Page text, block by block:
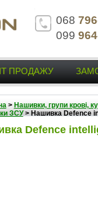
068
099
ПРОДАЖУ
> Нашивки, групи крові,
ЗСУ> Нашивка Defence
Defence